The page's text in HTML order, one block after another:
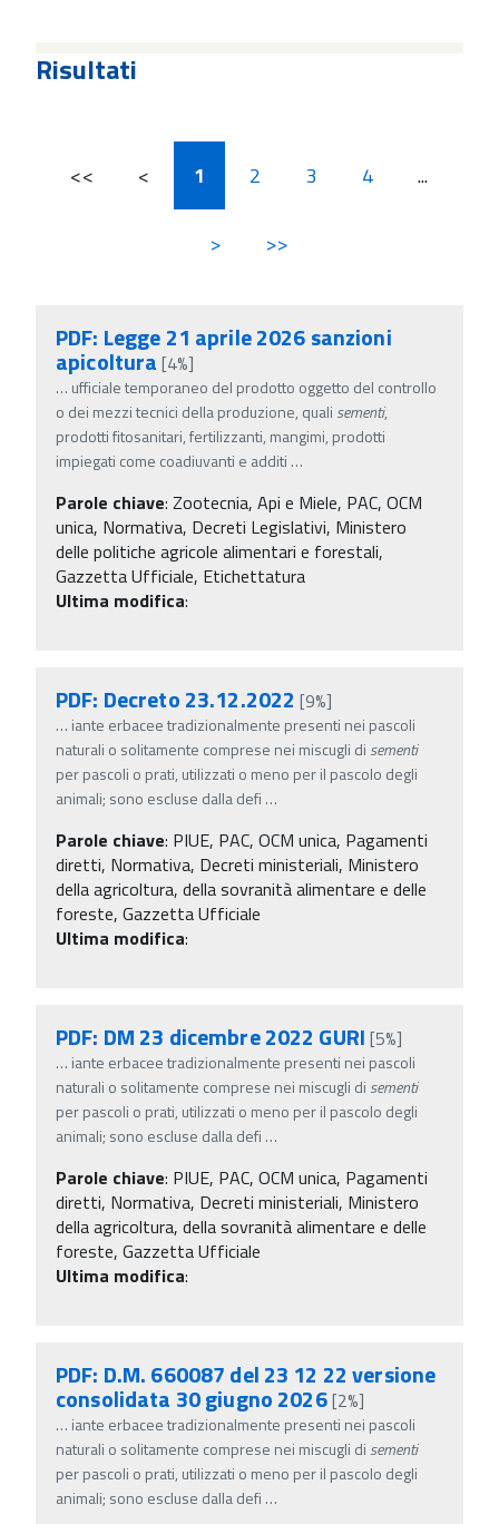
Risultati
<< < 1 2 3 4 ...
> >>
PDF: Legge 21 aprile 2026 sanzioni
apicoltura [4%]
… ufficiale temporaneo del prodotto oggetto del controllo
o dei mezzi tecnici della produzione, quali sementi,
prodotti fitosanitari, fertilizzanti, mangimi, prodotti
impiegati come coadiuvanti e additi …
Parole chiave: Zootecnia, Api e Miele, PAC, OCM
unica, Normativa, Decreti Legislativi, Ministero
delle politiche agricole alimentari e forestali,
Gazzetta Ufficiale, Etichettatura
Ultima modifica:
PDF: Decreto 23.12.2022 [9%]
… iante erbacee tradizionalmente presenti nei pascoli
naturali o solitamente comprese nei miscugli di sementi
per pascoli o prati, utilizzati o meno per il pascolo degli
animali; sono escluse dalla defi …
Parole chiave: PIUE, PAC, OCM unica, Pagamenti
diretti, Normativa, Decreti ministeriali, Ministero
della agricoltura, della sovranità alimentare e delle
foreste, Gazzetta Ufficiale
Ultima modifica:
PDF: DM 23 dicembre 2022 GURI [5%]
… iante erbacee tradizionalmente presenti nei pascoli
naturali o solitamente comprese nei miscugli di sementi
per pascoli o prati, utilizzati o meno per il pascolo degli
animali; sono escluse dalla defi …
Parole chiave: PIUE, PAC, OCM unica, Pagamenti
diretti, Normativa, Decreti ministeriali, Ministero
della agricoltura, della sovranità alimentare e delle
foreste, Gazzetta Ufficiale
Ultima modifica:
PDF: D.M. 660087 del 23 12 22 versione
consolidata 30 giugno 2026[2%]
… iante erbacee tradizionalmente presenti nei pascoli
naturali o solitamente comprese nei miscugli di sementi
per pascoli o prati, utilizzati o meno per il pascolo degli
animali; sono escluse dalla defi …